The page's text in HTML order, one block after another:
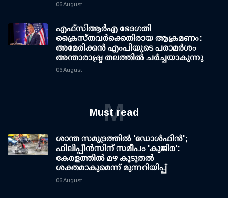
06 August
എഫ്‌സി‌ആര്‍‌എ ഭേദഗതി
ക്രൈസ്തവർക്കെതിരായ ആക്രമണം:
അമേരിക്കൻ എംപിയുടെ പരാമർശം
അന്താരാഷ്ട്ര തലത്തിൽ ചർച്ചയാകുന്നു
06 August
Must read
M
ശാന്ത സമുദ്രത്തില്‍ 'ഡോള്‍ഫിന്‍';
ഫിലിപ്പീന്‍സിന് സമീപം 'കുജിര':
കേരളത്തില്‍ മഴ കൂടുതല്‍
ശക്തമാകുമെന്ന് മുന്നറിയിപ്പ്
06 August